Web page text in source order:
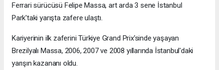
Ferrari sürücüsü Felipe Massa, art arda 3 sene İstanbul
Park'taki yarışta zafere ulaştı.
Kariyerinin ilk zaferini Türkiye Grand Prix'sinde yaşayan
Brezilyalı Massa, 2006, 2007 ve 2008 yıllarında İstanbul'daki
yarışın kazananı oldu.